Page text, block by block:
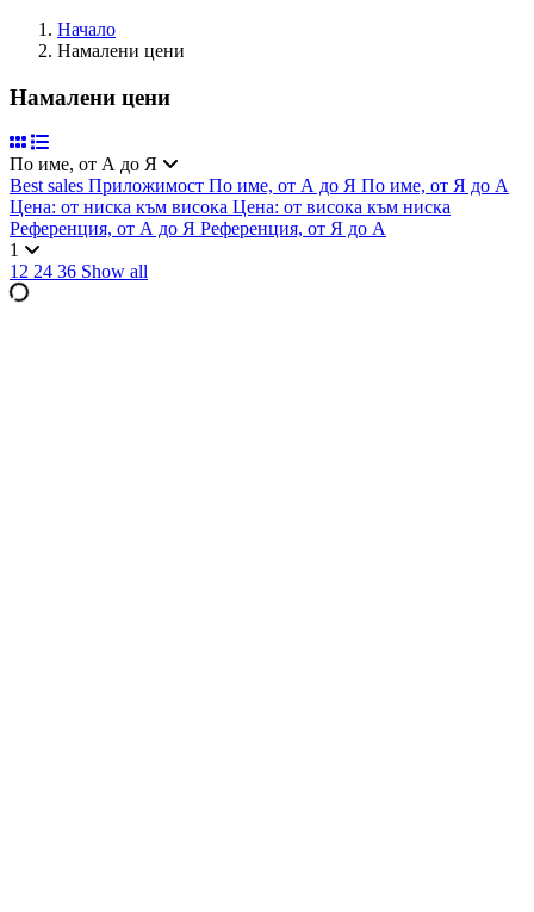
Начало
Намалени цени
Намалени цени
По име, от А до Я
Best sales Приложимост По име, от А до Я По име, от Я до А
Цена: от ниска към висока Цена: от висока към ниска
Референция, от А до Я Референция, от Я до А
1
12 24 36 Show all